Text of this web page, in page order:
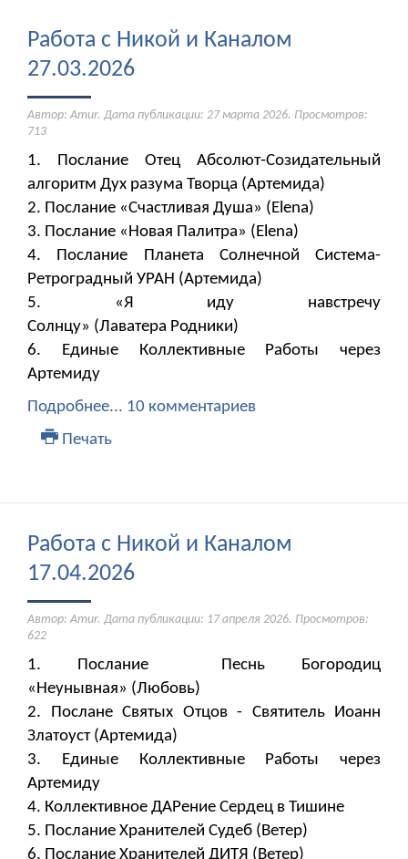
Работа с Никой и Каналом
27.03.2026
Автор: Amur. Дата публикации: 27 марта 2026. Просмотров:
713
1. Послание Отец Абсолют-Созидательный
алгоритм Дух разума Творца (Артемида)
2. Послание «Счастливая Душа» (Elena)
3. Послание «Новая Палитра» (Elena)
4. Послание Планета Солнечной Система-
Ретроградный УРАН (Артемида)
5. «Я иду навстречу
Солнцу» (Лаватера Родники)
6. Единые Коллективные Работы через
Артемиду
Подробнее... 10 комментариев
Печать
Работа с Никой и Каналом
17.04.2026
Автор: Amur. Дата публикации: 17 апреля 2026. Просмотров:
622
1. Послание Песнь Богородиц
«Неунывная» (Любовь)
2. Послане Святых Отцов - Святитель Иоанн
Златоуст (Артемида)
3. Единые Коллективные Работы через
Артемиду
4. Коллективное ДАРение Сердец в Тишине
5. Послание Хранителей Судеб (Ветер)
6. Послание Хранителей ДИТЯ (Ветер)